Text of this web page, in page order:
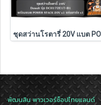
พัฒนสิน พาวเวอร์ช็อปไทยแลนด์